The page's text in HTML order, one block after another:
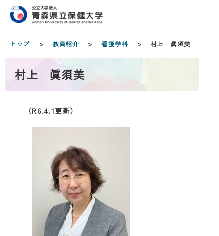
トップ > 教員紹介 >看護学科 > 村上 眞須美
村上 眞須美
（R6.4.1更新）